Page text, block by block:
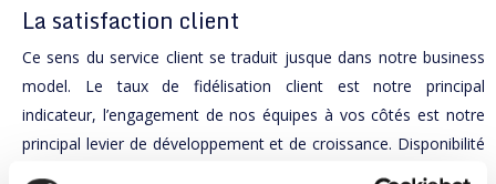
La satisfaction client
Ce sens du service client se traduit jusque dans notre business
model. Le taux de fidélisation client est notre principal
indicateur, l’engagement de nos équipes à vos côtés est notre
principal levier de développement et de croissance. Disponibilité